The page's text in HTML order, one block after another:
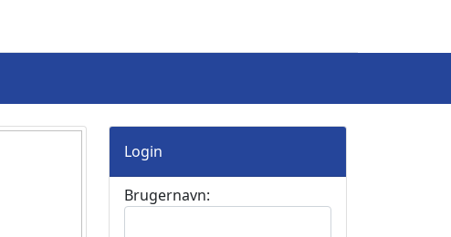
Login
Brugernavn: